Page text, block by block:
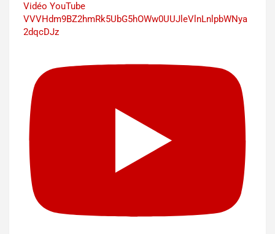
Vidéo YouTube
VVVHdm9BZ2hmRk5UbG5hOWw0UUJleVlnLnlpbWNya
2dqcDJz